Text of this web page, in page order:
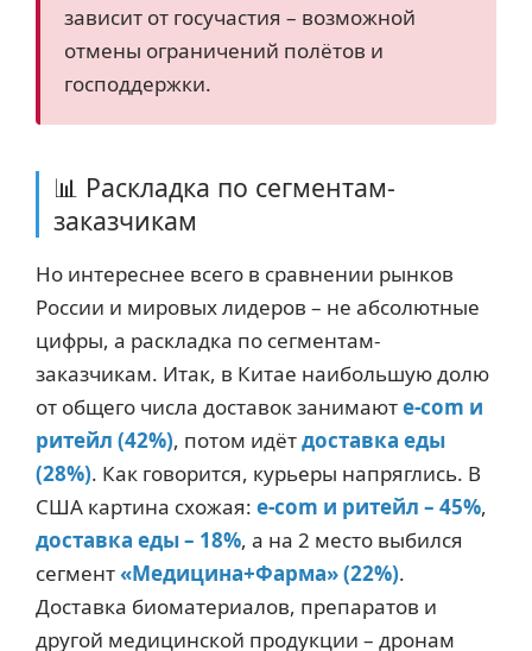
зависит от госучастия – возможной
отмены ограничений полётов и
господдержки.
📊 Раскладка по сегментам-
заказчикам
Но интереснее всего в сравнении рынков
России и мировых лидеров – не абсолютные
цифры, а раскладка по сегментам-
заказчикам. Итак, в Китае наибольшую долю
от общего числа доставок занимаютe-com и
ритейл (42%), потом идётдоставка еды
(28%). Как говорится, курьеры напряглись. В
США картина схожая: e-com и ритейл – 45%,
доставка еды – 18%, а на 2 место выбился
сегмент«Медицина+Фарма» (22%).
Доставка биоматериалов, препаратов и
другой медицинской продукции – дронам